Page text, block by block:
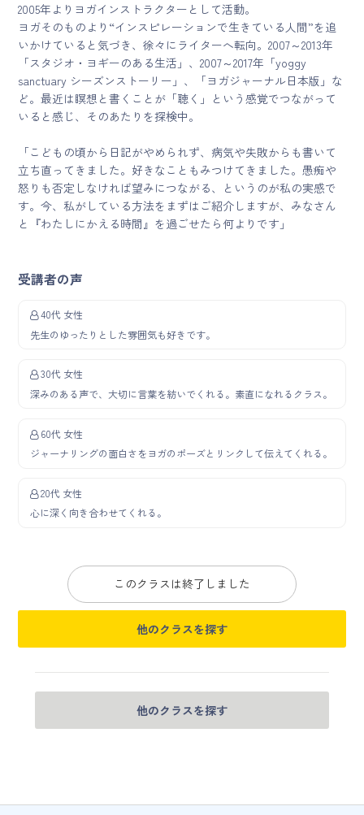
2005年よりヨガインストラクターとして活動。
ヨガそのものより“インスピレーションで生きている人間”を追
いかけていると気づき、徐々にライターへ転向。2007～2013年
「スタジオ・ヨギーのある生活」、2007～2017年「yoggy
sanctuary シーズンストーリー」、「ヨガジャーナル日本版」な
ど。最近は瞑想と書くことが「聴く」という感覚でつながって
いると感じ、そのあたりを探検中。
「こどもの頃から日記がやめられず、病気や失敗からも書いて
立ち直ってきました。好きなこともみつけてきました。愚痴や
怒りも否定しなければ望みにつながる、というのが私の実感で
す。今、私がしている方法をまずはご紹介しますが、みなさん
と『わたしにかえる時間』を過ごせたら何よりです」
受講者の声
40代 女性
先生のゆったりとした雰囲気も好きです。
30代 女性
深みのある声で、大切に言葉を紡いでくれる。素直になれるクラス。
60代 女性
ジャーナリングの面白さをヨガのポーズとリンクして伝えてくれる。
20代 女性
心に深く向き合わせてくれる。
このクラスは終了しました
他のクラスを探す
他のクラスを探す